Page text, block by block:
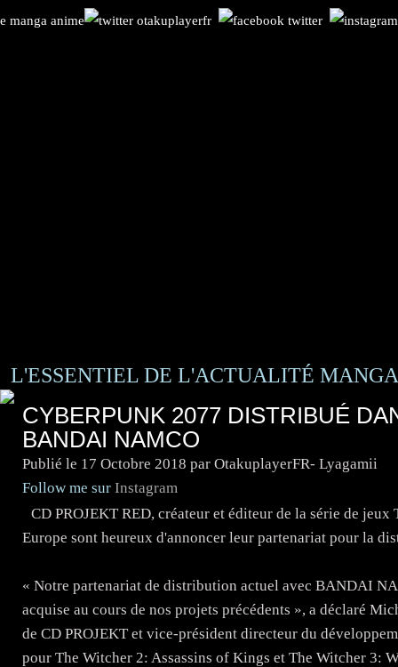
L'ESSENTIEL DE L'ACTUALITÉ
CYBERPUNK 2077 DISTRIBUÉ
BANDAI NAMCO
Publié le 17 Octobre 2018 par OtakuplayerFR- Lyagamii
Follow me sur Instagram
CD PROJEKT RED, créateur et éditeur de la série de
Europe sont heureux d'annoncer leur partenariat pour la
« Notre partenariat de distribution actuel avec BANDAI
acquise au cours de nos projets précédents », a déclaré
de CD PROJEKT et vice-président directeur du
pour The Witcher 2: Assassins of Kings et The Witcher 3: